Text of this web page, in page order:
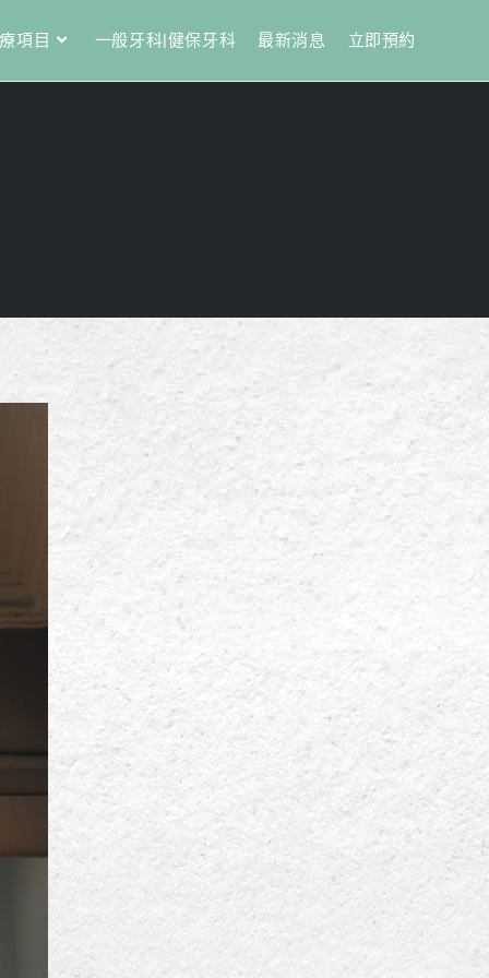
項目 一般牙科|健保牙科 最新消息 立即預約